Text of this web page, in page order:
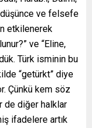
ve felsefe
etkilenerek
ve “Eline,
Türk isminin bu
“getürkt” diye
Çünkü kem söz
de diğer halklar
ifadelere artık